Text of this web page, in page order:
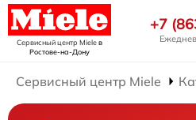
Сервисный центр Mieleв
Ростове-на-Дону
+7
Сервисный центр Miele